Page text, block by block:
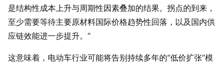
是结构性成本上升与周期性因素叠加的结果。拐点的到来，
至少需要等待主要原材料国际价格趋势性回落，以及国内供
应链效能进一步提升。”
这意味着，电动车行业可能将告别持续多年的“低价扩张”模